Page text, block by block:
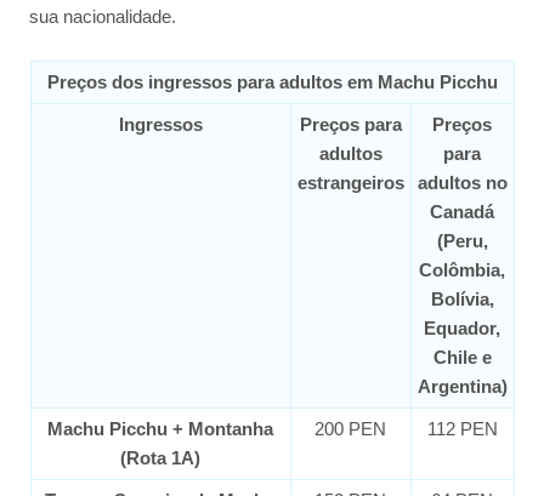
sua nacionalidade.
Preços dos ingressos para adultos em Machu Picchu
Ingressos
Preços para
adultos
estrangeiros
Preços
para
adultos no
Canadá
(Peru,
Colômbia,
Bolívia,
Equador,
Chile e
Argentina)
Machu Picchu + Montanha
(Rota 1A)
200 PEN 112 PEN